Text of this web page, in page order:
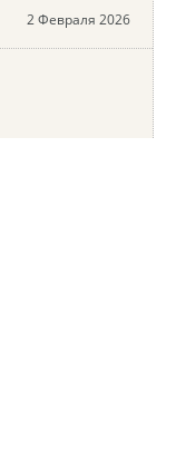
2 Февраля 2026